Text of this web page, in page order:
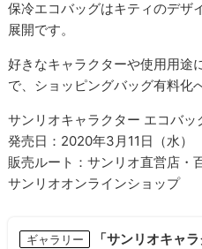
保冷エコバッグはキティのデザ
展開です。
好きなキャラクターや使用用途
で、ショッピングバッグ有料化
サンリオキャラクター エコバッ
発売日：2020年3月11日（水）
販売ルート：サンリオ直営店・
サンリオオンラインショップ
ギャラリー
「サンリオキャ